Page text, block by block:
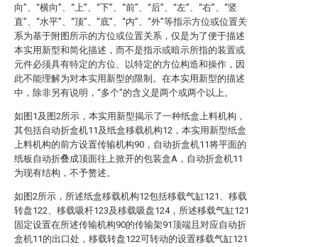
向”、“横向”、“上”、“下”、“前”、“后”、“左”、“右”、“竖
直”、“水平”、“顶”、“底”、“内”、“外”等指示方位或位置关
系为基于附图所示的方位或位置关系，仅是为了便于描述
本实用新型和简化描述，而不是指示或暗示所指的装置或
元件必须具有特定的方位、以特定的方位构造和操作，因
此不能理解为对本实用新型的限制。在本实用新型的描述
中，除非另有说明，“多个”的含义是两个或两个以上。
如图1及图2所示，本实用新型揭示了一种纸盒上料机构，
其包括自动折盒机11及纸盒移载机构12，本实用新型纸盒
上料机构的前方设置传输机构90，自动折盒机11将平面的
纸板自动折叠成顶面往上掀开的包装盒A，自动折盒机11
为现有结构，不予赘述。
如图2所示，所述纸盒移载机构12包括移载气缸121、移载
转盘122、移载吸杆123及移载吸盘124，所述移载气缸121
固定设置在所述传输机构90的传输架91顶端且对应自动折
盒机11的出口处，移载转盘122可转动的设置移载气缸121